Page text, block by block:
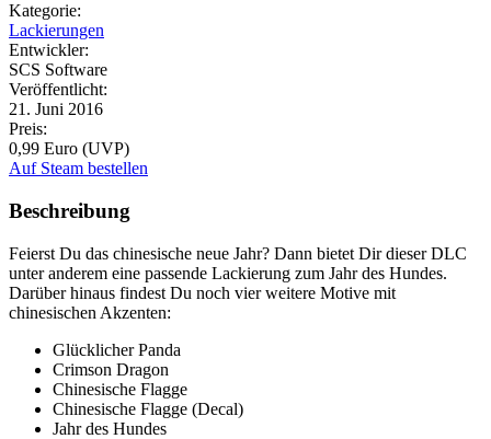
Kategorie:
Lackierungen
Entwickler:
SCS Software
Veröffentlicht:
21. Juni 2016
Preis:
0,99 Euro (UVP)
Auf Steam bestellen
Beschreibung
Feierst Du das chinesische neue Jahr? Dann bietet Dir dieser DLC
unter anderem eine passende Lackierung zum Jahr des Hundes.
Darüber hinaus findest Du noch vier weitere Motive mit
chinesischen Akzenten:
Glücklicher Panda
Crimson Dragon
Chinesische Flagge
Chinesische Flagge (Decal)
Jahr des Hundes